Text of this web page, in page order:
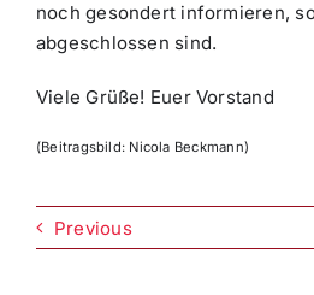
noch gesondert informieren,
abgeschlossen sind.
Viele Grüße! Euer Vorstand
(Beitragsbild: Nicola Beckmann)
Previous